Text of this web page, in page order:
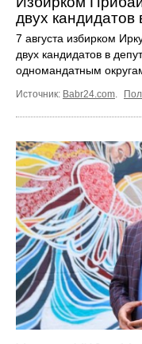
двух кандидатов
7 августа избирком
двух кандидатов в
одномандатным
Источник: Babr24.com